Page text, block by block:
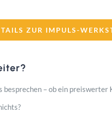
ZUR IMPULS-
besprechen – ob ein preiswerter